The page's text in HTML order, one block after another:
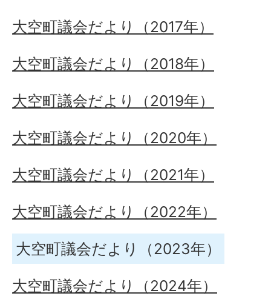
大空町議会だより（2017年）
大空町議会だより（2018年）
大空町議会だより（2019年）
大空町議会だより（2020年）
大空町議会だより（2021年）
大空町議会だより（2022年）
大空町議会だより（2023年）
大空町議会だより（2024年）